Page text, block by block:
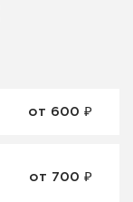
от 600 ₽
от 700 ₽